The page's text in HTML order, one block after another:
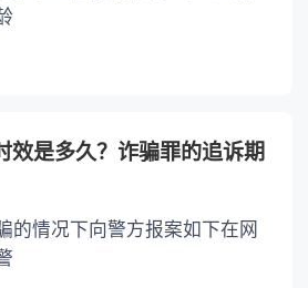
效是多久？诈骗罪的追诉期
的情况下向警方报案如下在网